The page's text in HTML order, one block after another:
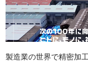
製造業の世界で精密加